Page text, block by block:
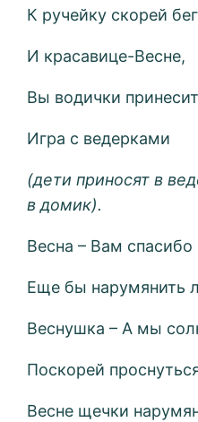
К ручейку скорей
И красавице-Весне,
Вы водички
Игра с ведерками
(дети приносят в
в домик).
Весна – Вам спасибо
Еще бы нарумянить
Веснушка – А мы
Поскорей
Весне щечки